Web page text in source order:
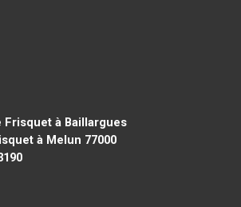
à Baillargues
à Melun 77000